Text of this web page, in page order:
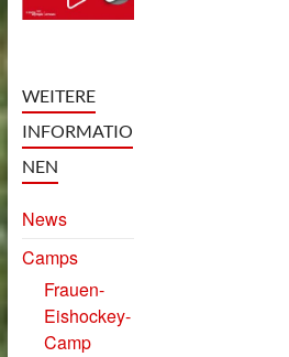
WEITERE
INFORMATIO
NEN
News
Camps
Frauen-
Eishockey-
Camp